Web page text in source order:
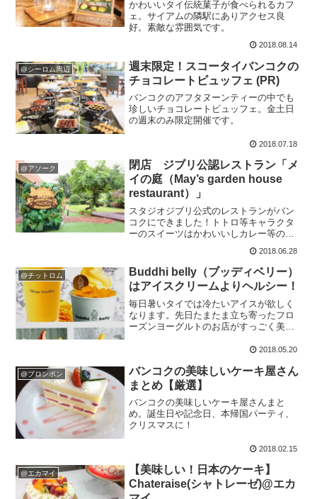
かわいいタイ伝統菓子が食べられるカフ
ェ。サイアムの隣駅にありアクセス良
好。素敵な雰囲気です。
2018.08.14
@シーロム周辺
週末限定！スコータイバンコクの
チョコレートビュッフェ (PR)
バンコクのアフタヌーンティーの中でも
珍しいチョコレートビュッフェ。金土日
の週末のみ限定開催です。
2018.07.18
@アソーク
閉店 ジブリ公認レストラン「メ
イの庭（May’s garden house
restaurant）」
スタジオジブリ公式のレストランがバン
コクにできました！トトロ等キャラクタ
ーのスイーツはかわいいしカレー等のフ
2018.06.28
@チットロム
Buddhi belly（ブッディベリー）
はアイスクリームよりヘルシー！
毎日暑いタイでは冷たいアイスが欲しく
なります。先日たまたま立ち寄ったフロ
ーズンヨーグルトのお店がすっごく美味
2018.05.20
@プロンポン
バンコクの美味しいケーキ屋さん
まとめ【厳選】
バンコクの美味しいケーキ屋さんまと
め。誕生日や記念日、本帰国パーティ、
クリスマスに！
2018.02.15
@エカマイ
【美味しい！日本のケーキ】
Chateraise(シャトレーゼ)@エカ